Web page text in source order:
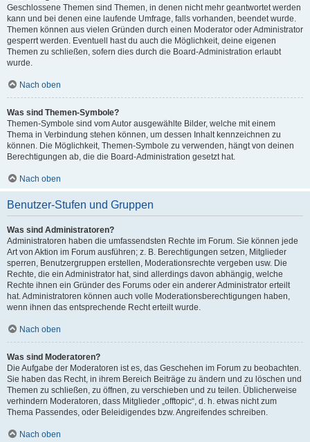
Geschlossene Themen sind Themen, in denen nicht mehr geantwortet werden
kann und bei denen eine laufende Umfrage, falls vorhanden, beendet wurde.
Themen können aus vielen Gründen durch einen Moderator oder Administrator
gesperrt werden. Eventuell hast du auch die Möglichkeit, deine eigenen
Themen zu schließen, sofern dies durch die Board-Administration erlaubt
wurde.
Nach oben
Was sind Themen-Symbole?
Themen-Symbole sind vom Autor ausgewählte Bilder, welche mit einem
Thema in Verbindung stehen können, um dessen Inhalt kennzeichnen zu
können. Die Möglichkeit, Themen-Symbole zu verwenden, hängt von deinen
Berechtigungen ab, die die Board-Administration gesetzt hat.
Nach oben
Benutzer-Stufen und Gruppen
Was sind Administratoren?
Administratoren haben die umfassendsten Rechte im Forum. Sie können jede
Art von Aktion im Forum ausführen; z. B. Berechtigungen setzen, Mitglieder
sperren, Benutzergruppen erstellen, Moderationsrechte vergeben usw. Die
Rechte, die ein Administrator hat, sind allerdings davon abhängig, welche
Rechte ihnen ein Gründer des Forums oder ein anderer Administrator erteilt
hat. Administratoren können auch volle Moderationsberechtigungen haben,
wenn ihnen das entsprechende Recht erteilt wurde.
Nach oben
Was sind Moderatoren?
Die Aufgabe der Moderatoren ist es, das Geschehen im Forum zu beobachten.
Sie haben das Recht, in ihrem Bereich Beiträge zu ändern und zu löschen und
Themen zu schließen, zu öffnen, zu verschieben und zu teilen. Üblicherweise
verhindern Moderatoren, dass Mitglieder „offtopic“, d. h. etwas nicht zum
Thema Passendes, oder Beleidigendes bzw. Angreifendes schreiben.
Nach oben